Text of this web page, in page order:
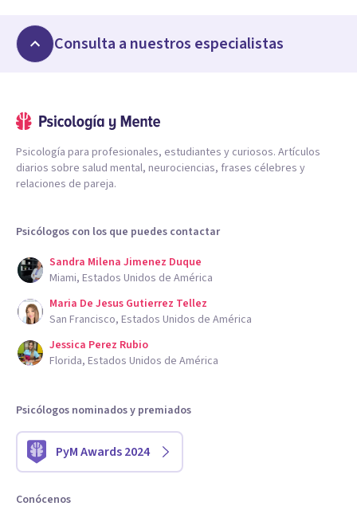
Consulta a nuestros especialistas
Psicología para profesionales, estudiantes y curiosos. Artículos
diarios sobre salud mental, neurociencias, frases célebres y
relaciones de pareja.
Psicólogos con los que puedes contactar
Sandra Milena Jimenez Duque
Miami, Estados Unidos de América
Maria De Jesus Gutierrez Tellez
San Francisco, Estados Unidos de América
Jessica Perez Rubio
Florida, Estados Unidos de América
Psicólogos nominados y premiados
PyM Awards 2024
Conócenos